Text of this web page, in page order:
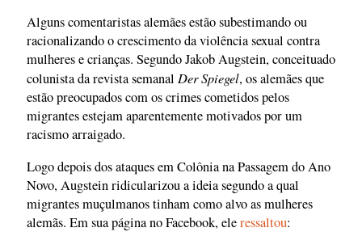
Alguns comentaristas alemães estão subestimando ou
racionalizando o crescimento da violência sexual contra
mulheres e crianças. Segundo Jakob Augstein, conceituado
colunista da revista semanal Der Spiegel, os alemães que
estão preocupados com os crimes cometidos pelos
migrantes estejam aparentemente motivados por um
racismo arraigado.
Logo depois dos ataques em Colônia na Passagem do Ano
Novo, Augstein ridicularizou a ideia segundo a qual
migrantes muçulmanos tinham como alvo as mulheres
alemãs. Em sua página no Facebook, eleressaltou: